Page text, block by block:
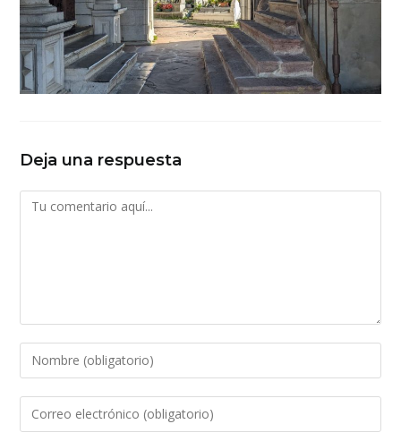
Deja una respuesta
Comentario
Introduce
tu
nombre
Introduce
tu